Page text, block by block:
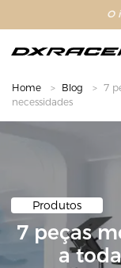
O
Home Blog
7
necessidades
Produtos
7 peças
a